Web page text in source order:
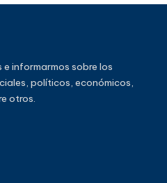
e informarmos sobre los
políticos, económicos,
otros.